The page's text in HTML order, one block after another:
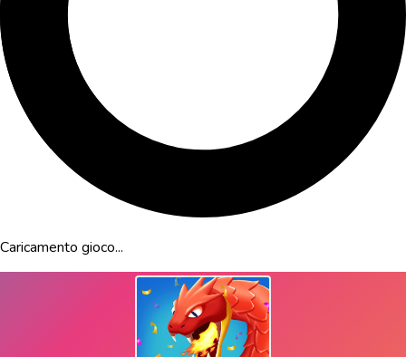
Caricamento gioco...